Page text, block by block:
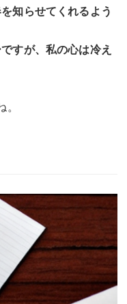
知らせてくれるよう
すが、私の心は冷え